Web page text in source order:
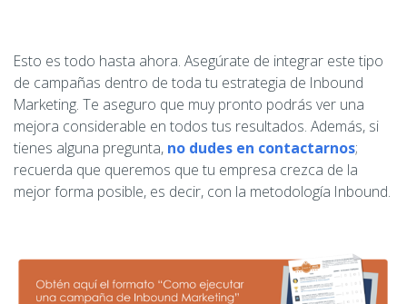
Esto es todo hasta ahora. Asegúrate de integrar este tipo
de campañas dentro de toda tu estrategia de Inbound
Marketing. Te aseguro que muy pronto podrás ver una
mejora considerable en todos tus resultados. Además, si
tienes alguna pregunta, no dudes en contactarnos;
recuerda que queremos que tu empresa crezca de la
mejor forma posible, es decir, con la metodología Inbound.